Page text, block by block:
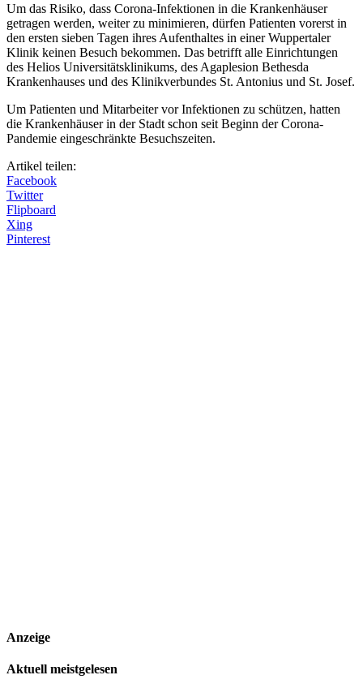
Um das Risiko, dass Corona-Infektionen in die Krankenhäuser
getragen werden, weiter zu minimieren, dürfen Patienten vorerst in
den ersten sieben Tagen ihres Aufenthaltes in einer Wuppertaler
Klinik keinen Besuch bekommen. Das betrifft alle Einrichtungen
des Helios Universitätsklinikums, des Agaplesion Bethesda
Krankenhauses und des Klinikverbundes St. Antonius und St. Josef.
Um Patienten und Mitarbeiter vor Infektionen zu schützen, hatten
die Krankenhäuser in der Stadt schon seit Beginn der Corona-
Pandemie eingeschränkte Besuchszeiten.
Artikel teilen:
Facebook
Twitter
Flipboard
Xing
Pinterest
Anzeige
Aktuell meistgelesen